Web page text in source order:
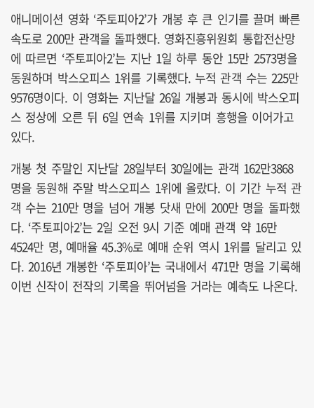
애니메이션 영화 ‘주토피아2’가 개봉 후 큰 인기를 끌며 빠른
속도로 200만 관객을 돌파했다. 영화진흥위원회 통합전산망
에 따르면 ‘주토피아2’는 지난 1일 하루 동안 15만 2573명을
동원하며 박스오피스 1위를 기록했다. 누적 관객 수는 225만
9576명이다. 이 영화는 지난달 26일 개봉과 동시에 박스오피
스 정상에 오른 뒤 6일 연속 1위를 지키며 흥행을 이어가고
있다.
개봉 첫 주말인 지난달 28일부터 30일에는 관객 162만3868
명을 동원해 주말 박스오피스 1위에 올랐다. 이 기간 누적 관
객 수는 210만 명을 넘어 개봉 닷새 만에 200만 명을 돌파했
다. ‘주토피아2’는 2일 오전 9시 기준 예매 관객 약 16만
4524만 명, 예매율 45.3%로 예매 순위 역시 1위를 달리고 있
다. 2016년 개봉한 ‘주토피아’는 국내에서 471만 명을 기록해
이번 신작이 전작의 기록을 뛰어넘을 거라는 예측도 나온다.